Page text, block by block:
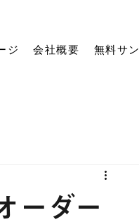
ジ 会社概要 無料サ
ーダー